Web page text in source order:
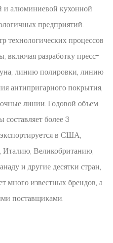
и алюминиевой кухонной
предприятий.
технологических процессов
включая разработку пресс-
линию полировки, линию
антипригарного покрытия,
линии. Годовой объем
составляет более 3
в США,
Великобританию,
и другие десятки стран,
много известных брендов, а
поставщиками.